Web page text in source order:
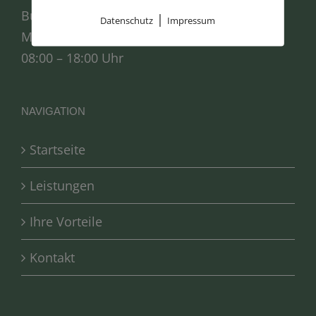
Bürozeiten:
Mo. – Fr.:
08:00 – 18:00 Uhr
NAVIGATION
Startseite
Leistungen
Ihre Vorteile
Kontakt
Datenschutz | Impressum